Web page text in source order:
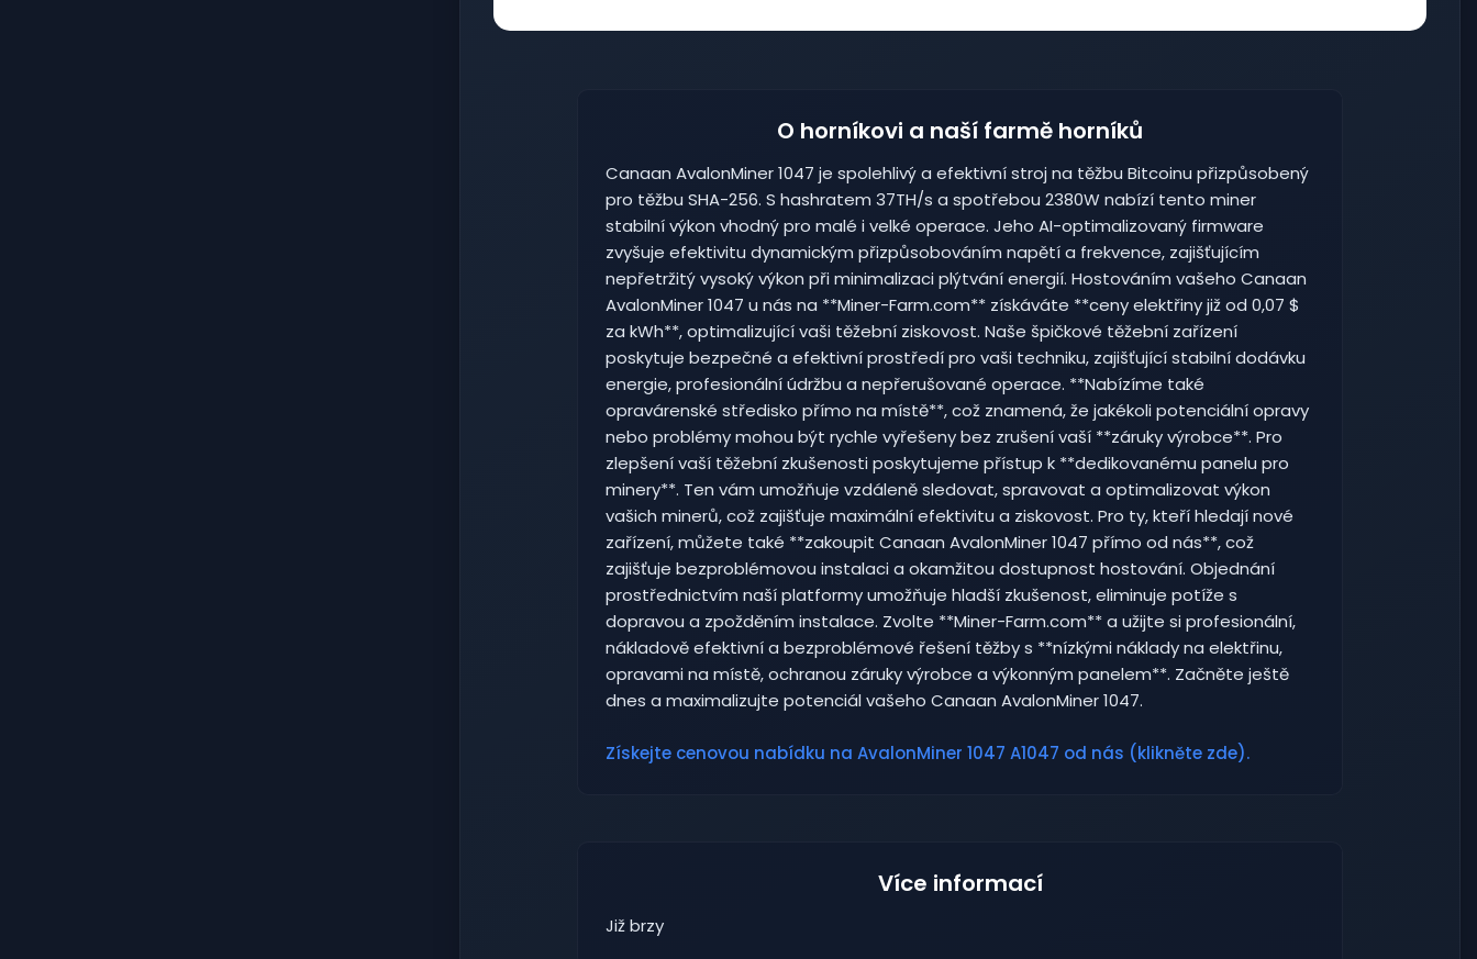
O horníkovi a naší farmě horníků
Canaan AvalonMiner 1047 je spolehlivý a efektivní stroj na těžbu Bitcoinu přizpůsobený
pro těžbu SHA-256. S hashratem 37TH/s a spotřebou 2380W nabízí tento miner
stabilní výkon vhodný pro malé i velké operace. Jeho AI-optimalizovaný firmware
zvyšuje efektivitu dynamickým přizpůsobováním napětí a frekvence, zajišťujícím
nepřetržitý vysoký výkon při minimalizaci plýtvání energií. Hostováním vašeho Canaan
AvalonMiner 1047 u nás na **Miner-Farm.com** získáváte **ceny elektřiny již od 0,07 $
za kWh**, optimalizující vaši těžební ziskovost. Naše špičkové těžební zařízení
poskytuje bezpečné a efektivní prostředí pro vaši techniku, zajišťující stabilní dodávku
energie, profesionální údržbu a nepřerušované operace. **Nabízíme také
opravárenské středisko přímo na místě**, což znamená, že jakékoli potenciální opravy
nebo problémy mohou být rychle vyřešeny bez zrušení vaší **záruky výrobce**. Pro
zlepšení vaší těžební zkušenosti poskytujeme přístup k **dedikovanému panelu pro
minery**. Ten vám umožňuje vzdáleně sledovat, spravovat a optimalizovat výkon
vašich minerů, což zajišťuje maximální efektivitu a ziskovost. Pro ty, kteří hledají nové
zařízení, můžete také **zakoupit Canaan AvalonMiner 1047 přímo od nás**, což
zajišťuje bezproblémovou instalaci a okamžitou dostupnost hostování. Objednání
prostřednictvím naší platformy umožňuje hladší zkušenost, eliminuje potíže s
dopravou a zpožděním instalace. Zvolte **Miner-Farm.com** a užijte si profesionální,
nákladově efektivní a bezproblémové řešení těžby s **nízkými náklady na elektřinu,
opravami na místě, ochranou záruky výrobce a výkonným panelem**. Začněte ještě
dnes a maximalizujte potenciál vašeho Canaan AvalonMiner 1047.
Získejte cenovou nabídku na AvalonMiner 1047 A1047 od nás (klikněte zde).
Více informací
Již brzy